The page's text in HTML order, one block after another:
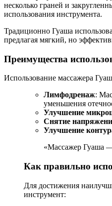
несколько граней и
использования инструмента.
Традиционно Гуаша
предлагая мягкий, но
Преимущества
Использование массажера
Лимфодренаж:
уменьшения
Улучшение
Снятие
Улучшение
«Массажер
Как правильно
Для достижения наилучших результатов важно правильно использовать массажер Гуаша. Вот несколько советов, которые помогут вам максимально эффективно использовать этот
инструмент: